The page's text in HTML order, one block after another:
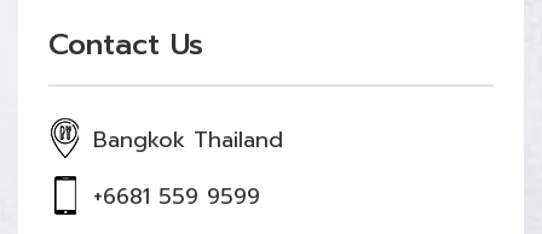
Contact Us
Bangkok Thailand
+6681 559 9599